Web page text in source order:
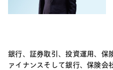
銀行、証券取引、投資運用、保
ァイナンスそして銀行、保険会